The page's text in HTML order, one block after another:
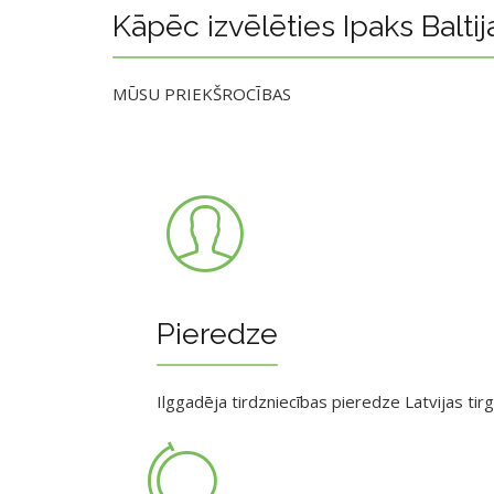
Kāpēc izvēlēties Ipaks
MŪSU PRIEKŠROCĪBAS
Pieredze
Ilggadēja tirdzniecības pieredze Latvijas